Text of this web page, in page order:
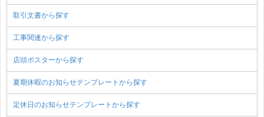
取引文書から探す
工事関連から探す
店頭ポスターから探す
夏期休暇のお知らせテンプレートから探す
定休日のお知らせテンプレートから探す